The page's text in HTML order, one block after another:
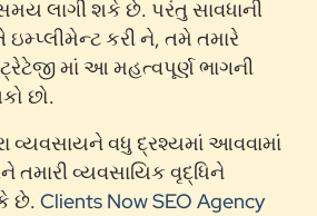
લાગી શકે છે. પરંતુ સાવધાની
ઇમ્પ્લીમેન્ટ કરી ને, તમે તમારે
માં આ મહત્વપૂર્ણ ભાગની
છો.
વ્યવસાયને વધુ દ્રશ્યમાં આવવામાં
વ્યવસાયિક વૃદ્ધિને
છે. Clients Now SEO Agency